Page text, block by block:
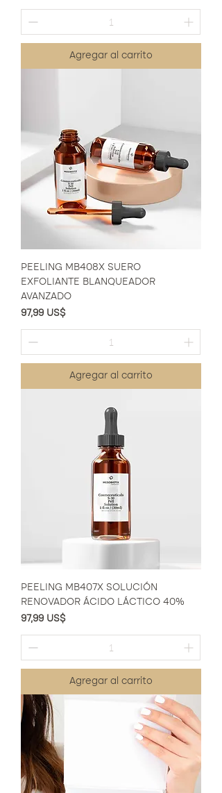
Agregar al carrito
PEELING MB408X SUERO
EXFOLIANTE BLANQUEADOR
AVANZADO
Precio
97,99 US$
Agregar al carrito
PEELING MB407X SOLUCIÓN
RENOVADOR ÁCIDO LÁCTICO 40%
Precio
97,99 US$
Agregar al carrito